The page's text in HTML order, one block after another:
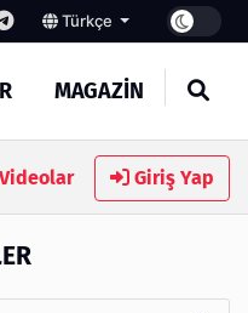
Türkçe
MAGAZİN
İçin Bilinmesi Gerekenler
Videolar Giriş Yap